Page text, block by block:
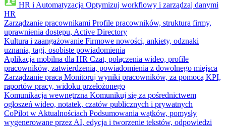
HR i Automatyzacja Optymizuj workflowy i zarządzaj danymi
HR
Zarządzanie pracownikami Profile pracowników, struktura firmy,
uprawnienia dostępu, Active Directory
Kultura i zaangażowanie Firmowe nowości, ankiety, odznaki
uznania, tagi, osobiste powiadomienia
Aplikacja mobilna dla HR Czat, połączenia wideo, profile
pracowników, zatwierdzenia, powiadomienia z dowolnego miejsca
Zarządzanie pracą Monitoruj wyniki pracowników, za pomocą KPI,
raportów pracy, widoku przełożonego
Komunikacja wewnętrzna Komunikuj się za pośrednictwem
ogłoszeń wideo, notatek, czatów publicznych i prywatnych
CoPilot w Aktualnościach Podsumowania wątków, pomysły
wygenerowane przez AI, edycja i tworzenie tekstów, odpowiedzi